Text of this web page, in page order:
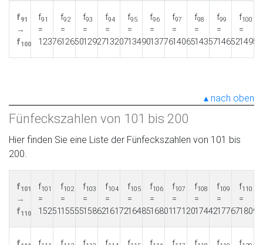
f91
→
f100
f91
=
12376
f92
=
12650
f93
=
12927
f94
=
13207
f95
=
13490
f96
=
13776
f97
=
14065
f98
=
14357
f99
=
14652
f100
=
14950
nach oben
Fünfeckszahlen von 101 bis 200
Hier finden Sie eine Liste der Fünfeckszahlen von 101 bis
200.
f101
→
f110
f101
=
15251
f102
=
15555
f103
=
15862
f104
=
16172
f105
=
16485
f106
=
16801
f107
=
17120
f108
=
17442
f109
=
17767
f110
=
18095